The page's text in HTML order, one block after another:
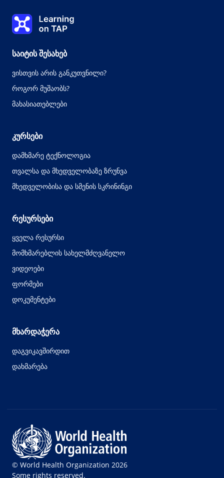
0%
საკვანძო სიტყვები
გაკვეთილი:
Learning on TAP - სახლი
საიტის შესახებ
ვისთვის არის განკუთვნილი?
როგორ მუშაობს?
მახასიათებლები
კურსები
დამხმარე ტექნოლოგია
თვალსა და მხედველობაზე ზრუნვა
მხედველობისა და სმენის სკრინინგი
რესურსები
ყველა რესურსი
მომხმარებლის სახელმძღვანელო
ვიდეოები
ფორმები
დოკუმენტები
მხარდაჭერა
დაგვიკავშირდით
დახმარება
© World Health Organization 2026
Some rights reserved.